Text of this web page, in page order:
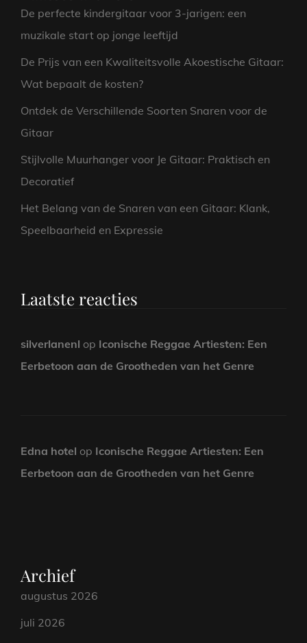
De perfecte kindergitaar voor 3-jarigen: een
muzikale start op jonge leeftijd
De Prijs van een Kwaliteitsvolle Akoestische Gitaar:
Wat bepaalt de kosten?
Ontdek de Verschillende Soorten Snaren voor de
Gitaar
Stijlvolle Muurhanger voor Je Gitaar: Praktisch en
Decoratief
Het Belang van de Snaren van een Gitaar: Klank,
Speelbaarheid en Expressie
Laatste reacties
silverlanenl op Iconische Reggae Artiesten: Een
Eerbetoon aan de Grootheden van het Genre
Edna hotel op Iconische Reggae Artiesten: Een
Eerbetoon aan de Grootheden van het Genre
Archief
augustus 2026
juli 2026